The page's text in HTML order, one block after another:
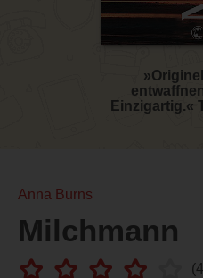
Einzigartig.«
Anna Burns
Milchmann
(